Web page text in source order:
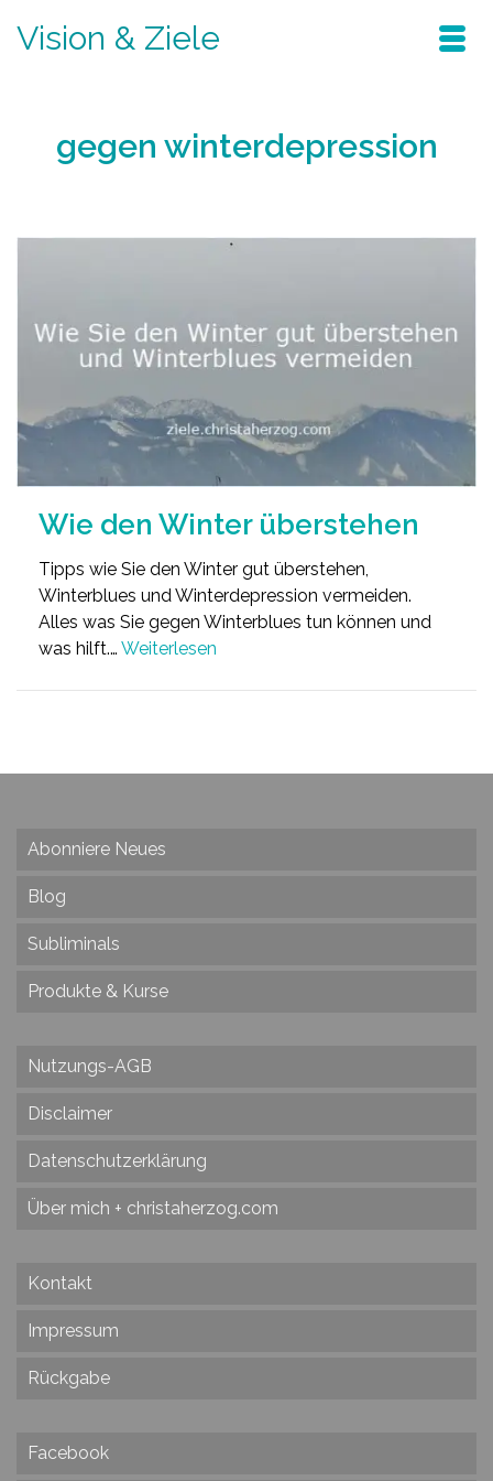
Vision & Ziele
gegen winterdepression
Wie den Winter überstehen
Tipps wie Sie den Winter gut überstehen,
Winterblues und Winterdepression vermeiden.
Alles was Sie gegen Winterblues tun können und
was hilft.… Weiterlesen
Abonniere Neues
Blog
Subliminals
Produkte & Kurse
Nutzungs-AGB
Disclaimer
Datenschutzerklärung
Über mich + christaherzog.com
Kontakt
Impressum
Rückgabe
Facebook